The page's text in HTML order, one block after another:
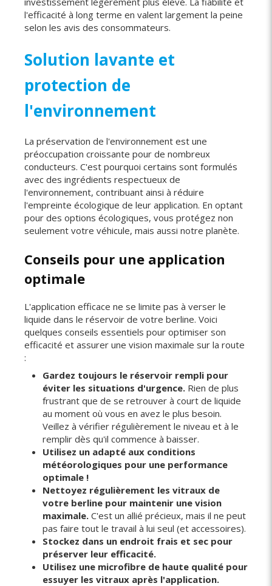
l'efficacité à long terme en valent largement la peine
selon les avis des consommateurs.
Solution lavante et
protection de
l'environnement
La préservation de l'environnement est une
préoccupation croissante pour de nombreux
conducteurs. C'est pourquoi certains sont formulés
avec des ingrédients respectueux de
l'environnement, contribuant ainsi à réduire
l'empreinte écologique de leur application. En optant
pour des options écologiques, vous protégez non
seulement votre véhicule, mais aussi notre planète.
Conseils pour une application
optimale
L'application efficace ne se limite pas à verser le
liquide dans le réservoir de votre berline. Voici
quelques conseils essentiels pour optimiser son
efficacité et assurer une vision maximale sur la route
:
Gardez toujours le réservoir rempli pour
éviter les situations d'urgence. Rien de plus
frustrant que de se retrouver à court de liquide
au moment où vous en avez le plus besoin.
Veillez à vérifier régulièrement le niveau et à le
remplir dès qu'il commence à baisser.
Utilisez un adapté aux conditions
météorologiques pour une performance
optimale !
Nettoyez régulièrement les vitraux de
votre berline pour maintenir une vision
maximale. C'est un allié précieux, mais il ne peut
pas faire tout le travail à lui seul (et accessoires).
Stockez dans un endroit frais et sec pour
préserver leur efficacité.
Utilisez une microfibre de haute qualité pour
essuyer les vitraux après l'application.